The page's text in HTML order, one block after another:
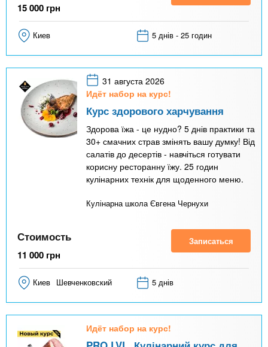
15 000 грн
Киев 5 днів - 25 годин
31 августа 2026
Идёт набор на курс!
Курс здорового харчування
Здорова їжа - це нудно? 5 днів практики та
30+ смачних страв змінять вашу думку! Від
салатів до десертів - навчіться готувати
корисну ресторанну їжу. 25 годин
кулінарних технік для щоденного меню.
Кулінарна школа Євгена Чернухи
Стоимость
11 000 грн
Записаться
Киев Шевченковский 5 днів
Идёт набор на курс!